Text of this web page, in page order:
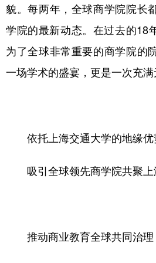
广东 广西
四川 贵州
Deutsch Português
貌。每两年，全球商学院院长
学院的最新动态。在过去的18
为了全球非常重要的商学院的
一场学术的盛宴，更是一次充满
依托上海交通大学的地缘优
吸引全球领先商学院共聚上
推动商业教育全球共同治理